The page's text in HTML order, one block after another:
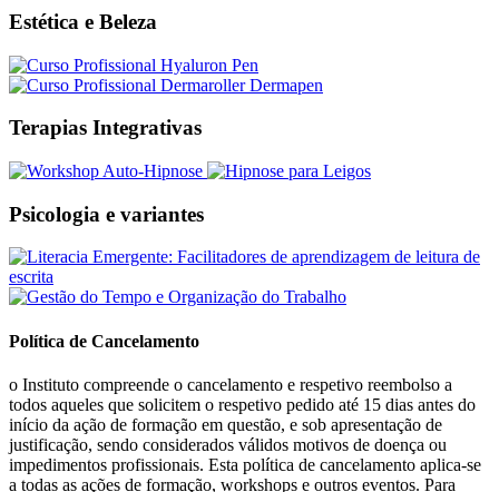
Estética e Beleza
Terapias Integrativas
Psicologia e variantes
Política de Cancelamento
o Instituto compreende o cancelamento e respetivo reembolso a
todos aqueles que solicitem o respetivo pedido até 15 dias antes do
início da ação de formação em questão, e sob apresentação de
justificação, sendo considerados válidos motivos de doença ou
impedimentos profissionais. Esta política de cancelamento aplica-se
a todas as ações de formação, workshops e outros eventos. Para